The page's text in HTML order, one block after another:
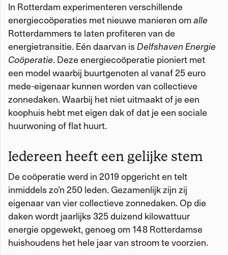
In Rotterdam experimenteren verschillende
energiecoöperaties met nieuwe manieren om alle
Rotterdammers te laten profiteren van de
energietransitie. Eén daarvan is Delfshaven Energie
Coöperatie. Deze energiecoöperatie pioniert met
een model waarbij buurtgenoten al vanaf 25 euro
mede-eigenaar kunnen worden van collectieve
zonnedaken. Waarbij het niet uitmaakt of je een
koophuis hebt met eigen dak of dat je een sociale
huurwoning of flat huurt.
Iedereen heeft een gelijke stem
De coöperatie werd in 2019 opgericht en telt
inmiddels zo’n 250 leden. Gezamenlijk zijn zij
eigenaar van vier collectieve zonnedaken. Op die
daken wordt jaarlijks 325 duizend kilowattuur
energie opgewekt, genoeg om 148 Rotterdamse
huishoudens het hele jaar van stroom te voorzien.